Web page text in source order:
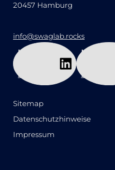
20457 Hamburg
info@swaglab.rocks
LinkedIn
SWAGLab
Mastodon
SWAGLab
Sitemap
Datenschutzhinweise
Impressum